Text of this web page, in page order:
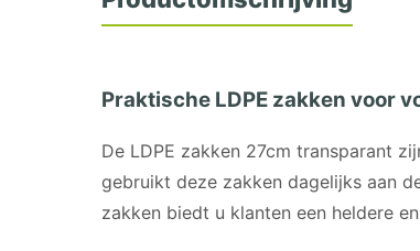
Praktische LDPE zakken voor
De LDPE zakken 27cm transparant
gebruikt deze zakken dagelijks aan
zakken biedt u klanten een heldere